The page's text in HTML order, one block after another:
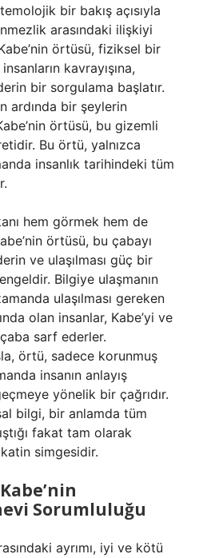
bir bakış açısıyla
arasındaki ilişkiyi
örtüsü, fiziksel bir
kavrayışına,
bir sorgulama başlatır.
ardında bir şeylerin
örtüsü, bu gizemli
Bu örtü, yalnızca
insanlık tarihindeki tüm
hem görmek hem de
örtüsü, bu çabayı
ve ulaşılması güç bir
Bilgiye ulaşmanın
ulaşılması gereken
olan insanlar, Kabe’yi ve
sarf ederler.
örtü, sadece korunmuş
insanın anlayış
yönelik bir çağrıdır.
bilgi, bir anlamda tüm
fakat tam olarak
simgesidir.
Sorumluluğu
ayrımı, iyi ve kötü